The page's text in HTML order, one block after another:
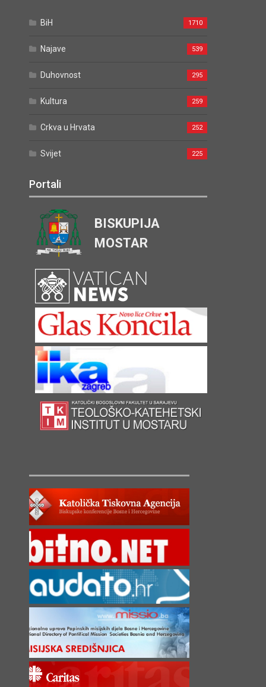
BiH 1710
Najave 539
Duhovnost 295
Kultura 259
Crkva u Hrvata 252
Svijet 225
Portali
BISKUPIJA
MOSTAR